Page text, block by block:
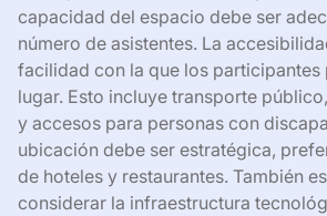
capacidad del espacio debe ser
número de asistentes. La
facilidad con la que los participantes
lugar. Esto incluye transporte
y accesos para personas con
ubicación debe ser estratégica,
de hoteles y restaurantes. También
considerar la infraestructura